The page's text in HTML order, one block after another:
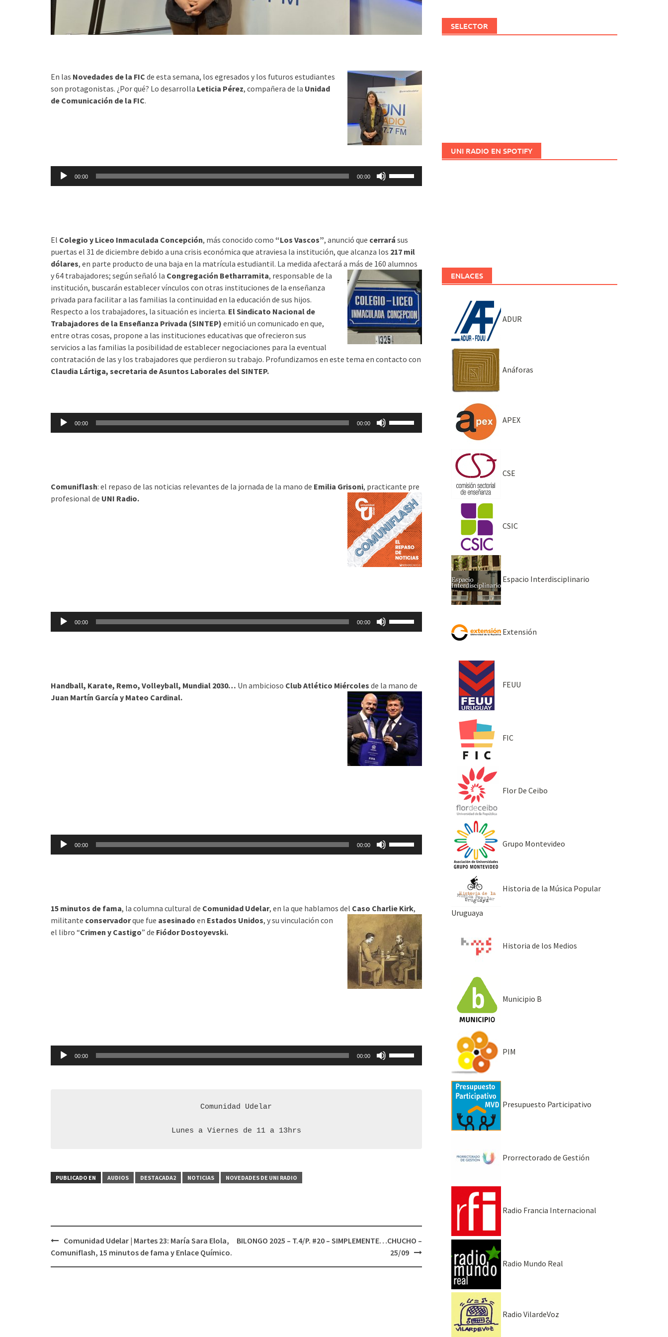
En las Novedades de la FIC de esta semana, los egresados y los futuros estudiantes
son protagonistas. ¿Por qué? Lo desarrolla Leticia Pérez, compañera de la Unidad
de Comunicación de la FIC.
Reproductor
00:00 00:00
para
aumentar
o
disminuir
el
volumen.
El Colegio y Liceo Inmaculada Concepción, más conocido como “Los Vascos”, anunció que cerrará sus
puertas el 31 de diciembre debido a una crisis económica que atraviesa la institución, que alcanza los 217 mil
dólares, en parte producto de una baja en la matrícula estudiantil. La medida afectará a más de 160 alumnos
y 64 trabajadores; según señaló la Congregación Betharramita, responsable de la
institución, buscarán establecer vínculos con otras instituciones de la enseñanza
privada para facilitar a las familias la continuidad en la educación de sus hijos.
Respecto a los trabajadores, la situación es incierta. El Sindicato Nacional de
Trabajadores de la Enseñanza Privada (SINTEP) emitió un comunicado en que,
entre otras cosas, propone a las instituciones educativas que ofrecieron sus
servicios a las familias la posibilidad de establecer negociaciones para la eventual
contratación de las y los trabajadores que perdieron su trabajo. Profundizamos en este tema en contacto con
Claudia Lártiga, secretaria de Asuntos Laborales del SINTEP.
Reproductor
00:00 00:00
para
aumentar
o
disminuir
el
volumen.
Comuniflash: el repaso de las noticias relevantes de la jornada de la mano de Emilia Grisoni, practicante pre
profesional de UNI Radio.
Reproductor
00:00 00:00
para
aumentar
o
disminuir
el
volumen.
Handball, Karate, Remo, Volleyball, Mundial 2030… Un ambicioso Club Atlético Miércoles de la mano de
Juan Martín García y Mateo Cardinal.
Reproductor
00:00 00:00
para
aumentar
o
disminuir
el
volumen.
15 minutos de fama, la columna cultural de Comunidad Udelar, en la que hablamos del Caso Charlie Kirk,
militante conservadorque fue asesinado en Estados Unidos, y su vinculación con
el libro “Crimen y Castigo” de Fiódor Dostoyevski.
Reproductor
00:00 00:00
Comunidad Udelar
Lunes a Viernes de 11 a 13hrs
PUBLICADO EN AUDIOS DESTACADA2 NOTICIAS NOVEDADES DE UNI RADIO
Navegación
Comunidad Udelar | Martes 23: María Sara Elola,
Comuniflash, 15 minutos de fama y Enlace Químico.
BILONGO 2025 – T.4/P. #20 – SIMPLEMENTE…CHUCHO –
25/09
SELECTOR
UNI RADIO EN SPOTIFY
ENLACES
ADUR
Anáforas
APEX
CSE
CSIC
Espacio Interdisciplinario
Extensión
FEUU
FIC
Flor De Ceibo
Grupo Montevideo
Historia de la Música Popular
Uruguaya
Historia de los Medios
Municipio B
PIM
Presupuesto Participativo
Prorrectorado de Gestión
Radio Francia Internacional
Radio Mundo Real
Radio VilardeVoz